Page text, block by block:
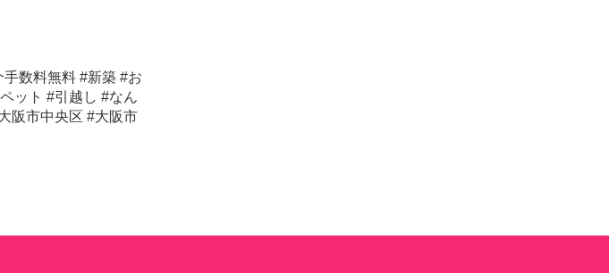
数料無料 #新築 #お
ット #引越し #なん
阪市中央区 #大阪市